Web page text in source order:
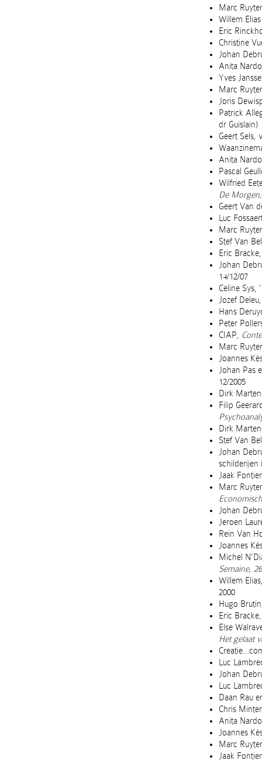
Marc
Willem
Eric
Christine
Johan
Anita
Yves
Marc
Joris
Patrick
dr Guislain)
Geert Sels,
Anita
Pascal
Wilfried
De
Geert Van
Luc
Marc
Stef Van
Eric
Johan
14/12/07
Celine
Jozef
Hans
Peter
CIAP,
Marc
Joannes
Johan Pas
12/2005
Dirk
Filip
Dirk
Stef Van
Johan
schilderijen
Jaak
Marc
Johan
Jeroen
Rein Van
Joannes
Michel
Semaine,
Willem
2000
Hugo
Eric
Else
Het gelaat
Luc
Johan
Luc
Daan Rau
Chris
Anita
Joannes
Marc
Jaak